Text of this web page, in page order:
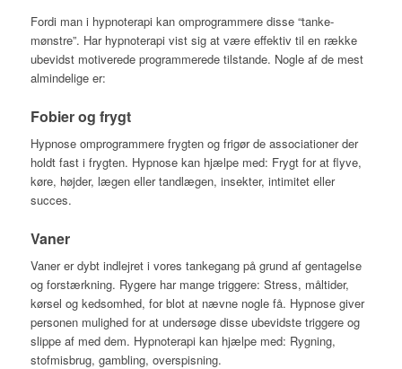
Fordi man i hypnoterapi kan omprogrammere disse “tanke-
mønstre”. Har hypnoterapi vist sig at være effektiv til en række
ubevidst motiverede programmerede tilstande. Nogle af de mest
almindelige er:
Fobier og frygt
Hypnose omprogrammere frygten og frigør de associationer der
holdt fast i frygten. Hypnose kan hjælpe med: Frygt for at flyve,
køre, højder, lægen eller tandlægen, insekter, intimitet eller
succes.
Vaner
Vaner er dybt indlejret i vores tankegang på grund af gentagelse
og forstærkning. Rygere har mange triggere: Stress, måltider,
kørsel og kedsomhed, for blot at nævne nogle få. Hypnose giver
personen mulighed for at undersøge disse ubevidste triggere og
slippe af med dem. Hypnoterapi kan hjælpe med: Rygning,
stofmisbrug, gambling, overspisning.